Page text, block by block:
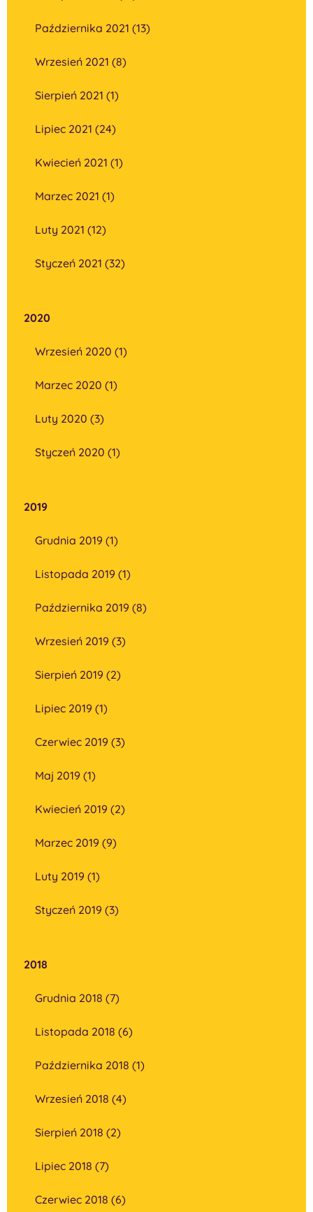
Października 2021 (13)
Wrzesień 2021 (8)
Sierpień 2021 (1)
Lipiec 2021 (24)
Kwiecień 2021 (1)
Marzec 2021 (1)
Luty 2021 (12)
Styczeń 2021 (32)
2020
Wrzesień 2020 (1)
Marzec 2020 (1)
Luty 2020 (3)
Styczeń 2020 (1)
2019
Grudnia 2019 (1)
Listopada 2019 (1)
Października 2019 (8)
Wrzesień 2019 (3)
Sierpień 2019 (2)
Lipiec 2019 (1)
Czerwiec 2019 (3)
Maj 2019 (1)
Kwiecień 2019 (2)
Marzec 2019 (9)
Luty 2019 (1)
Styczeń 2019 (3)
2018
Grudnia 2018 (7)
Listopada 2018 (6)
Października 2018 (1)
Wrzesień 2018 (4)
Sierpień 2018 (2)
Lipiec 2018 (7)
Czerwiec 2018 (6)